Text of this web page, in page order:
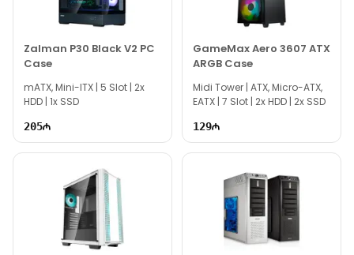
bizə yaza bilərsiniz.
Seçim etməkdə məsləhətə ehtiyacınız varsa təcrübəli
mütəxəssislərimiz hər gün 10:00-19:00 saatlarında
aktivdir.
Aigo DarkFlash DK100 Black modeli ilə bağlı bütün
suallarınızı saytımızın canlı dəstək xəttində
cavablandırmağa hər daim hazırıq.
İş saatlarından kənar vaxtlarda əlaqə qurmaq üçün
mesaj göndərə bilərsiniz.
Bizə maraq göstərdiyiniz üçün təşəkkür edirik!
Zalman P30 Black V2 PC
Case
mATX, Mini-ITX | 5 Slot | 2x
HDD | 1x SSD
205
GameMax Aero 3607 ATX
ARGB Case
Midi Tower | ATX, Micro-ATX,
EATX | 7 Slot | 2x HDD | 2x SSD
129